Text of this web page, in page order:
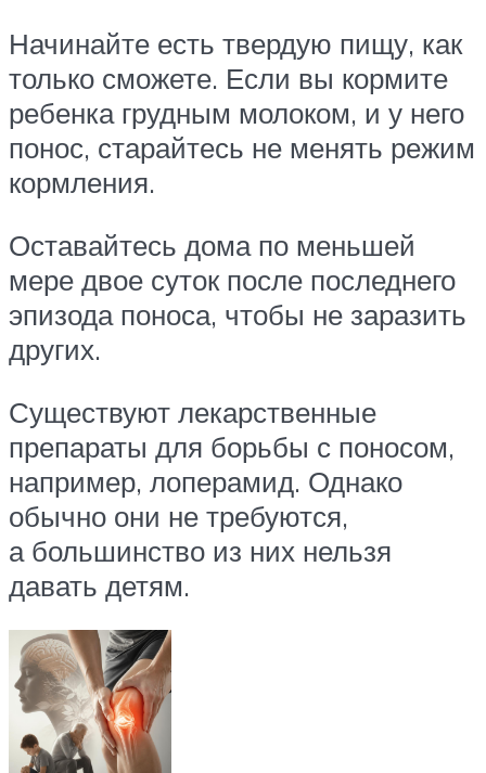
Начинайте есть твердую пищу, как
только сможете. Если вы кормите
ребенка грудным молоком, и у него
понос, старайтесь не менять режим
кормления.
Оставайтесь дома по меньшей
мере двое суток после последнего
эпизода поноса, чтобы не заразить
других.
Существуют лекарственные
препараты для борьбы с поносом,
например, лоперамид. Однако
обычно они не требуются,
а большинство из них нельзя
давать детям.